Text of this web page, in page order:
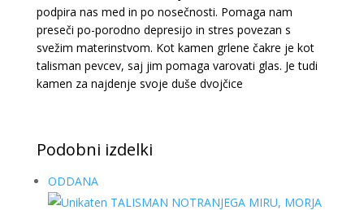
podpira nas med in po nosečnosti. Pomaga nam
preseči po-porodno depresijo in stres povezan s
svežim materinstvom. Kot kamen grlene čakre je kot
talisman pevcev, saj jim pomaga varovati glas. Je tudi
kamen za najdenje svoje duše dvojčice
Podobni izdelki
ODDANA